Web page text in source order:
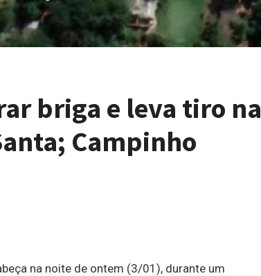
briga e leva tiro na
Campinho
na noite de ontem (3/01), durante um